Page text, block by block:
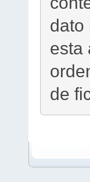
dato
esta
de